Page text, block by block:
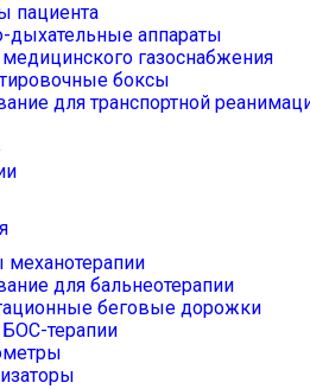
пациента
дыхательные аппараты
газоснабжения
боксы
для транспортной
механотерапии
для бальнеотерапии
беговые дорожки
терапии